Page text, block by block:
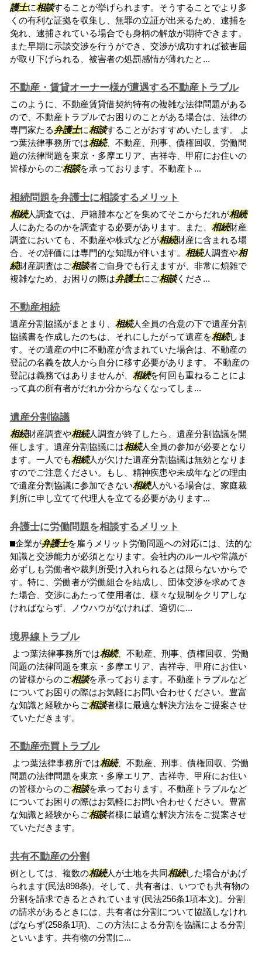
護士に相談することが挙げられます。そうすることでより多
くの有利な証拠を収集し、無罪の立証が出来るため、逮捕を
免れ、逮捕されている場合でも身柄の解放が期待できます。
また早期に示談交渉を行うができ、交渉が成功すれば被害届
が取り下げられる、被害者の処罰感情が薄れたと...
不動産・賃貸オーナー様が遭遇する不動産トラブル
このように、不動産賃貸借契約特有の複雑な法律問題がある
ので、不動産トラブルでお困りのことがある場合は、法律の
専門家たる弁護士に相談することがおすすめいたします。 よ
つ葉法律事務所では相続、不動産、刑事、債権回収、労働問
題の法律問題を東京・多摩エリア、吉祥寺、甲府にお住いの
皆様からのご相談を承っております。不動産ト...
相続問題を弁護士に相談するメリット
相続人調査では、戸籍謄本などを集めてそこからだれが相続
人にあたるのかを調査する必要があります。また、 相続財産
調査においても、不動産や株式などが相続財産に含まれる場
合、その評価には専門的な知識が伴います。 相続人調査や相
続財産調査はご相談者ご自身でも行えますが、非常に煩雑で
複雑なため、お困りの際は弁護士にご相談くださ...
不動産相続
遺産分割協議がまとまり、 相続人全員の合意の下で遺産分割
協議書を作成したのちは、それにしたがって遺産を相続しま
す。その遺産の中に不動産が含まれていた場合は、不動産の
登記の名義を故人から自分に移す必要があります。 不動産の
登記は義務ではありませんが、 相続を何回も重ねることによ
って真の所有者がだれか分からなくなってしま...
遺産分割協議
相続財産調査や相続人調査が終了したら、遺産分割協議を開
催します。遺産分割協議には相続人全員の参加が必要となり
ます。一人でも相続人が欠けた遺産分割協議は無効となりま
すのでご注意ください。もし、精神疾患や未成年などの理由
で遺産分割協議に参加できない相続人がいる場合は、家庭裁
判所に申し立てて代理人を立てる必要があります...
弁護士に労働問題を相談するメリット
⬛︎企業が弁護士を雇うメリット労働問題への対応には、法的な
知識と交渉能力が必須となります。会社内のルールや常識が
必ずしも労働者や裁判所受け入れられるとは限らないからで
す。特に、労働者が労働組合を結成し、団体交渉を求めてき
た場合、交渉にあたって使用者は、様々な規制をクリアしな
ければならず、ノウハウがなければ、適切に...
境界線トラブル
よつ葉法律事務所では相続、不動産、刑事、債権回収、労働
問題の法律問題を東京・多摩エリア、吉祥寺、甲府にお住い
の皆様からのご相談を承っております。不動産トラブルなど
についてお困りの際はお気軽にお問い合わせください。豊富
な知識と経験からご相談者様に最適な解決方法をご提案させ
ていただきます。
不動産売買トラブル
よつ葉法律事務所では相続、不動産、刑事、債権回収、労働
問題の法律問題を東京・多摩エリア、吉祥寺、甲府にお住い
の皆様からのご相談を承っております。不動産トラブルなど
についてお困りの際はお気軽にお問い合わせください。豊富
な知識と経験からご相談者様に最適な解決方法をご提案させ
ていただきます。
共有不動産の分割
例としては、複数の相続人が土地を共同相続した場合があげ
られます(民法898条)。そして、共有者は、いつでも共有物の
分割を請求できるとされています(民法256条1項本文)。分割
の請求があるときには、共有者は分割について協議しなけれ
ばならず(258条1項)、この方法による分割を協議による分割
といいます。共有物の分割に...